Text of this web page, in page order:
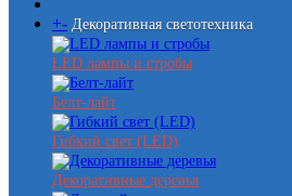
+- Декоративная светотехника
LED лампы и стробы
Белт-лайт
Гибкий свет (LED)
Декоративные деревья